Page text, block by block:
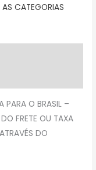
CATEGORIAS
PARA O BRASIL –
FRETE OU TAXA
DO